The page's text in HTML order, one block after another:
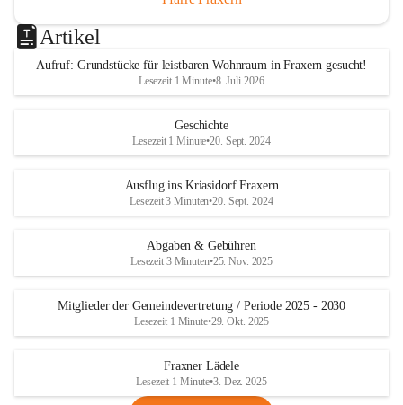
Artikel
Aufruf: Grundstücke für leistbaren Wohnraum in Fraxern gesucht!
Lesezeit 1 Minute•8. Juli 2026
Geschichte
Lesezeit 1 Minute•20. Sept. 2024
Ausflug ins Kriasidorf Fraxern
Lesezeit 3 Minuten•20. Sept. 2024
Abgaben & Gebühren
Lesezeit 3 Minuten•25. Nov. 2025
Mitglieder der Gemeindevertretung / Periode 2025 - 2030
Lesezeit 1 Minute•29. Okt. 2025
Fraxner Lädele
Lesezeit 1 Minute•3. Dez. 2025